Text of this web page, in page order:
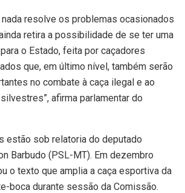
nada resolve os problemas ocasionados
retira a possibilidade de se ter uma
o Estado, feita por caçadores
que, em último nível, também serão
no combate à caça ilegal e ao
afirma parlamentar do
estão sob relatoria do deputado
Barbudo (PSL-MT). Em dezembro
o texto que amplia a caça esportiva da
boca durante sessão da Comissão.